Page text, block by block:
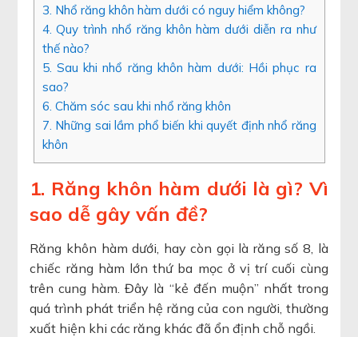
3. Nhổ răng khôn hàm dưới có nguy hiểm không?
4. Quy trình nhổ răng khôn hàm dưới diễn ra như
thế nào?
5. Sau khi nhổ răng khôn hàm dưới: Hồi phục ra
sao?
6. Chăm sóc sau khi nhổ răng khôn
7. Những sai lầm phổ biến khi quyết định nhổ răng
khôn
1. Răng khôn hàm dưới là gì? Vì
sao dễ gây vấn đề?
Răng khôn hàm dưới, hay còn gọi là răng số 8, là
chiếc răng hàm lớn thứ ba mọc ở vị trí cuối cùng
trên cung hàm. Đây là “kẻ đến muộn” nhất trong
quá trình phát triển hệ răng của con người, thường
xuất hiện khi các răng khác đã ổn định chỗ ngồi.